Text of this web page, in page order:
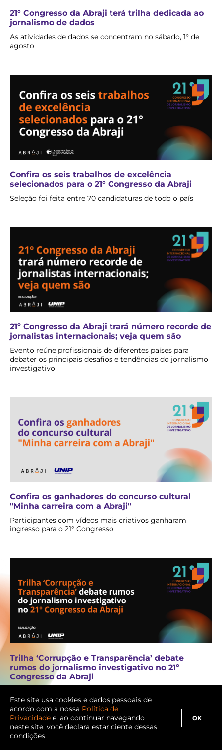
21° Congresso da Abraji terá trilha dedicada ao
jornalismo de dados
As atividades de dados se concentram no sábado, 1° de
agosto
Confira os seis trabalhos de excelência
selecionados para o 21° Congresso da Abraji
Seleção foi feita entre 70 candidaturas de todo o país
21º Congresso da Abraji trará número recorde de
jornalistas internacionais; veja quem são
Evento reúne profissionais de diferentes países para
debater os principais desafios e tendências do jornalismo
investigativo
Confira os ganhadores do concurso cultural
"Minha carreira com a Abraji"
Participantes com vídeos mais criativos ganharam
ingresso para o 21° Congresso
Trilha ‘Corrupção e Transparência’ debate
rumos do jornalismo investigativo no 21º
Congresso da Abraji
investigação
Este site usa cookies e dados pessoais de
acordo com a nossa Política de
Privacidade e, ao continuar navegando
neste site, você declara estar ciente dessas
condições.
OK